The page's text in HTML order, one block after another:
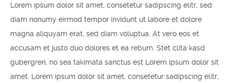
Lorem ipsum dolor sit amet, consetetur sadipscing elitr, sed
diam nonumy eirmod tempor invidunt ut labore et dolore
magna aliquyam erat, sed diam voluptua. At vero eos et
accusam et justo duo dolores et ea rebum. Stet clita kasd
gubergren, no sea takimata sanctus est Lorem ipsum dolor sit
amet. Lorem ipsum dolor sit amet, consetetur sadipscing elitr,